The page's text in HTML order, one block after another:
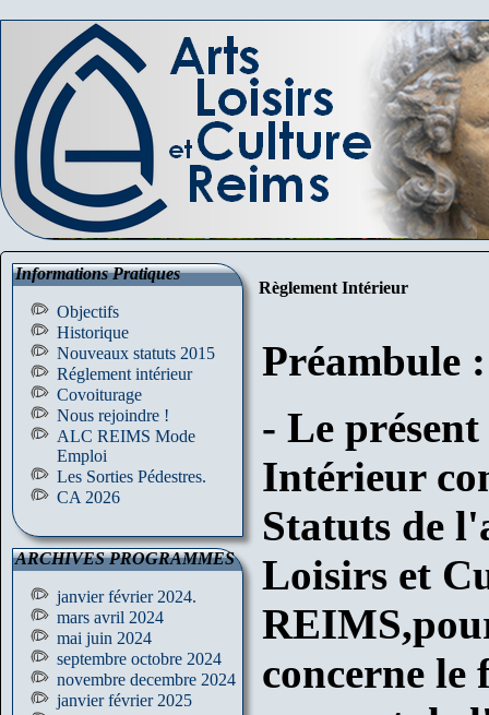
Informations Pratiques
Objectifs
Historique
Nouveaux statuts 2015
Réglement intérieur
Covoiturage
Nous rejoindre !
ALC REIMS Mode
Emploi
Les Sorties Pédestres.
CA 2026
ARCHIVES PROGRAMMES
janvier février 2024.
mars avril 2024
mai juin 2024
septembre octobre 2024
novembre decembre 2024
janvier février 2025
Règlement Intérieur
Préambule :
- Le
Intérieur
Statuts de
Loisirs et
REIMS,
concerne le